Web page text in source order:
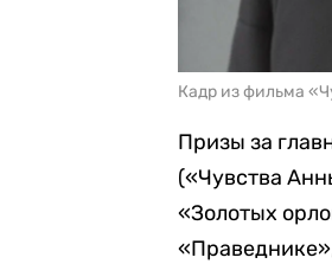
Кадр из фильма
Призы за
(«Чувства
«Золотых